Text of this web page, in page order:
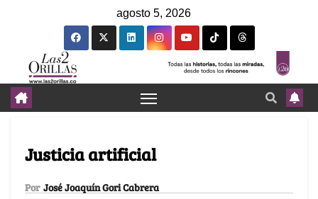
agosto 5, 2026
Justicia artificial
Por José Joaquín Gori Cabrera